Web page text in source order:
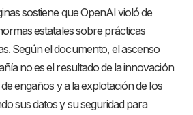
sostiene que OpenAI violó de
estatales sobre prácticas
Según el documento, el ascenso
no es el resultado de la innovación
engaños y a la explotación de los
sus datos y su seguridad para